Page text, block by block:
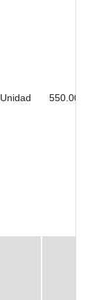
Unidad 550.000,00